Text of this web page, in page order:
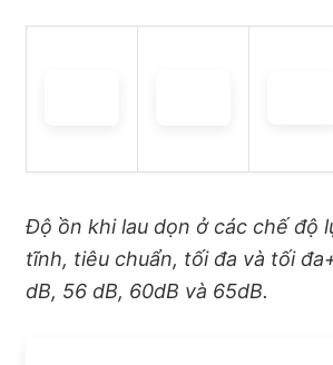
Độ ồn khi lau dọn ở các chế độ
tĩnh, tiêu chuẩn, tối đa và tối
dB, 56 dB, 60dB và 65dB.